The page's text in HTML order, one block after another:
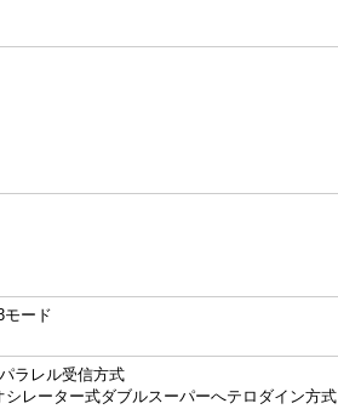
モード
ラレル受信方式
レーター式ダブルスーパーへテロダイン方式